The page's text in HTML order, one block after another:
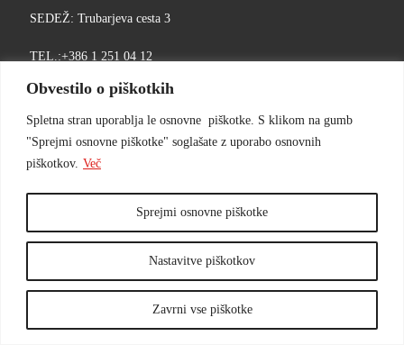
Obvestilo o piškotkih
Spletna stran uporablja le osnovne piškotke. S klikom na gumb
"Sprejmi osnovne piškotke" soglašate z uporabo osnovnih
piškotkov. Več
Nastavitve piškotkov
Zavrni vse piškotke
Sprejmi osnovne piškotke
SEDEŽ: Trubarjeva cesta 3
TEL.:+386 1 251 04 12
ENOTA Aškerčeva 5
TEL.: +386 1 251 04 50
E-NASLOV: -INU.
TFRGA
KED
Sledite nam: